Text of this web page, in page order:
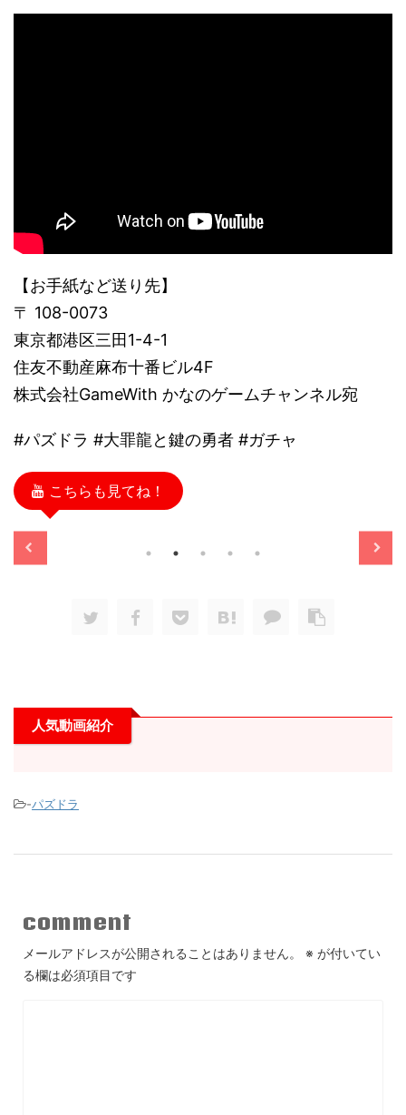
【お手紙など送り先】
〒 108-0073
東京都港区三田1-4-1
住友不動産麻布十番ビル4F
株式会社GameWith かなのゲームチャンネル宛
#パズドラ #大罪龍と鍵の勇者 #ガチャ
こちらも見てね！
11/13
人気動画紹介
-パズドラ
comment
メールアドレスが公開されることはありません。 ※ が付いてい
る欄は必須項目です